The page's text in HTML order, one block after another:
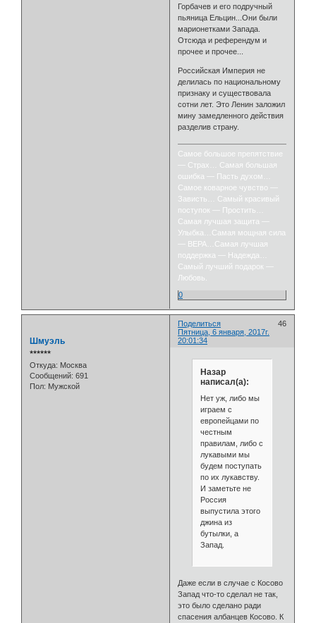
Горбачев и его подручный
пьяница Ельцин...Они были
марионетками Запада.
Отсюда и референдум и
прочее и прочее...
Российская Империя не
делилась по национальному
признаку и существовала
сотни лет. Это Ленин заложил
мину замедленного действия
разделив страну.
Самое большое препятствие
— Страх… Самая большая
ошибка — Пасть духом…
Самое коварное чувство —
Зависть… Самый красивый
поступок — Простить…
Самая лучшая защита —
Улыбка…Самая мощная сила
— ВЕРА…Самая лучшая
поддержка — Надежда…
Самый лучший подарок —
Любовь.
0
Поделиться
46
Пятница, 6 января, 2017г.
20:01:34
Шмуэль
⭒⭒⭒⭒⭒⭒
Откуда: Москва
Сообщений: 691
Пол: Мужской
Назар
написал(а):
Нет уж, либо мы
играем с
европейцами по
честным
правилам, либо с
лукавыми мы
будем поступать
по их лукавству.
И заметьте не
Россия
выпустила этого
джина из
бутылки, а
Запад.
Даже если в случае с Косово
Запад что-то сделал не так,
это было сделано ради
спасения албанцев Косово. К